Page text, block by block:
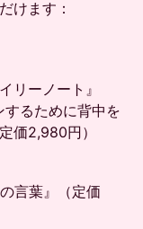
けます：
リーノート』
するために背中を
価2,980円）
言葉』（定価